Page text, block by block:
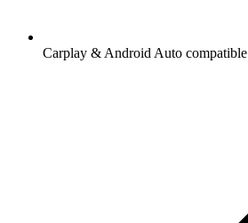
Carplay & Android Auto compatible